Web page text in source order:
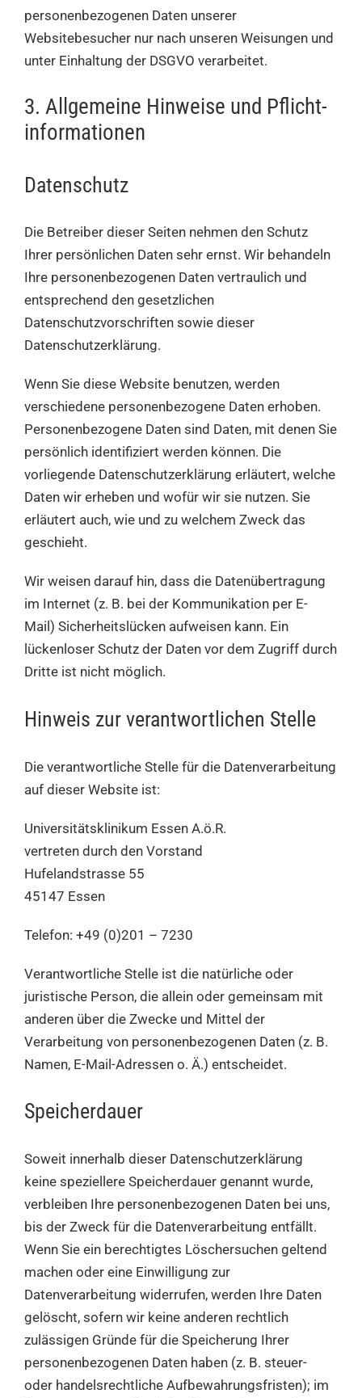
personenbezogenen Daten unserer
Websitebesucher nur nach unseren Weisungen und
unter Einhaltung der DSGVO verarbeitet.
3. Allgemeine Hinweise und Pflicht­
informationen
Datenschutz
Die Betreiber dieser Seiten nehmen den Schutz
Ihrer persönlichen Daten sehr ernst. Wir behandeln
Ihre personenbezogenen Daten vertraulich und
entsprechend den gesetzlichen
Datenschutzvorschriften sowie dieser
Datenschutzerklärung.
Wenn Sie diese Website benutzen, werden
verschiedene personenbezogene Daten erhoben.
Personenbezogene Daten sind Daten, mit denen Sie
persönlich identifiziert werden können. Die
vorliegende Datenschutzerklärung erläutert, welche
Daten wir erheben und wofür wir sie nutzen. Sie
erläutert auch, wie und zu welchem Zweck das
geschieht.
Wir weisen darauf hin, dass die Datenübertragung
im Internet (z. B. bei der Kommunikation per E-
Mail) Sicherheitslücken aufweisen kann. Ein
lückenloser Schutz der Daten vor dem Zugriff durch
Dritte ist nicht möglich.
Hinweis zur verantwortlichen Stelle
Die verantwortliche Stelle für die Datenverarbeitung
auf dieser Website ist:
Universitätsklinikum Essen A.ö.R.
vertreten durch den Vorstand
Hufelandstrasse 55
45147 Essen
Telefon: +49 (0)201 – 7230
Verantwortliche Stelle ist die natürliche oder
juristische Person, die allein oder gemeinsam mit
anderen über die Zwecke und Mittel der
Verarbeitung von personenbezogenen Daten (z. B.
Namen, E-Mail-Adressen o. Ä.) entscheidet.
Speicherdauer
Soweit innerhalb dieser Datenschutzerklärung
keine speziellere Speicherdauer genannt wurde,
verbleiben Ihre personenbezogenen Daten bei uns,
bis der Zweck für die Datenverarbeitung entfällt.
Wenn Sie ein berechtigtes Löschersuchen geltend
machen oder eine Einwilligung zur
Datenverarbeitung widerrufen, werden Ihre Daten
gelöscht, sofern wir keine anderen rechtlich
zulässigen Gründe für die Speicherung Ihrer
personenbezogenen Daten haben (z. B. steuer-
oder handelsrechtliche Aufbewahrungsfristen); im